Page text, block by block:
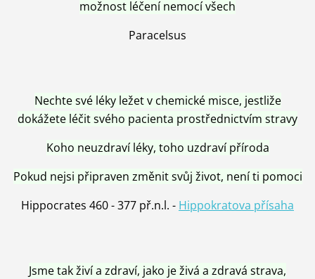
možnost léčení nemocí všech
Paracelsus
Nechte své léky ležet v chemické misce, jestliže
dokážete léčit svého pacienta prostřednictvím stravy
Koho neuzdraví léky, toho uzdraví příroda
Pokud nejsi připraven změnit svůj život, není ti pomoci
Hippocrates 460 - 377 př.n.l. - Hippokratova přísaha
Jsme tak živí a zdraví, jako je živá a zdravá strava,